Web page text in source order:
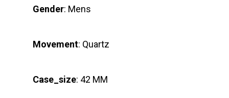
Gender: Mens
Movement: Quartz
Case_size: 42 MM